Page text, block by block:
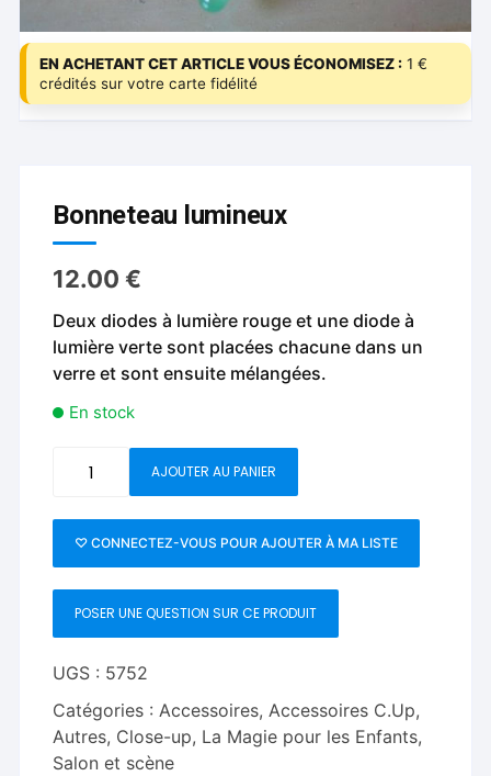
EN ACHETANT CET ARTICLE VOUS ÉCONOMISEZ : 1 €
crédités sur votre carte fidélité
Bonneteau lumineux
12.00€
Deux diodes à lumière rouge et une diode à
lumière verte sont placées chacune dans un
verre et sont ensuite mélangées.
En stock
lumineux
AJOUTER AU PANIER
♡ CONNECTEZ-VOUS POUR AJOUTER À MA LISTE
POSER UNE QUESTION SUR CE PRODUIT
UGS : 5752
Catégories :Accessoires,Accessoires C.Up,
Autres, Close-up, La Magie pour les Enfants,
Salon et scène